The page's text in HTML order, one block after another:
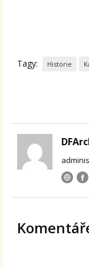
Tagy: Historie